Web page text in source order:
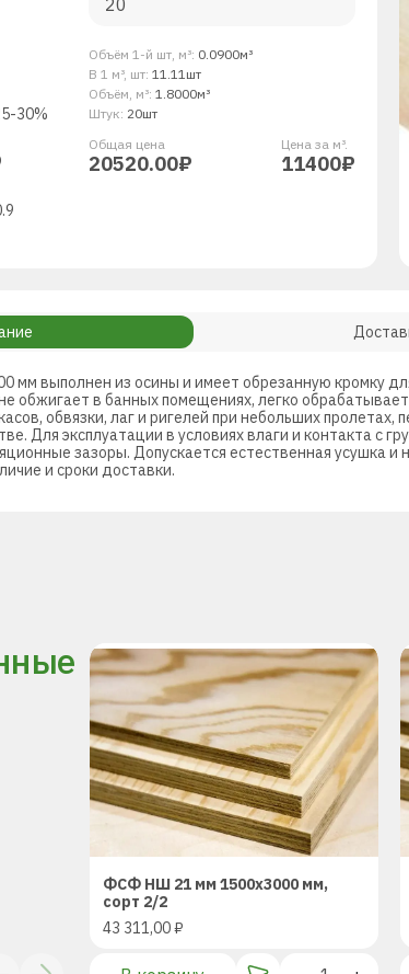
30%
Объём 1-й шт, м³: 0.0900м³
В 1 м³, шт: 11.11шт
Объём, м³: 1.8000м³
Штук: 20шт
Общая ценa
20520.00₽
Цена за м³.
11400₽
мм выполнен из осины и имеет обрезанную кромку
обжигает в банных помещениях, легко
обвязки, лаг и ригелей при небольших
Для эксплуатации в условиях влаги и контакта с
зазоры. Допускается естественная усушка
и сроки доставки.
ФСФ НШ 21 мм 1500х3000 мм,
сорт 2/2
43 311,00₽